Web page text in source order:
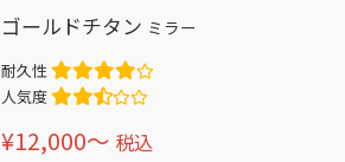
ゴールドチタン ミラー
耐久性
人気度
¥12,000〜 税込